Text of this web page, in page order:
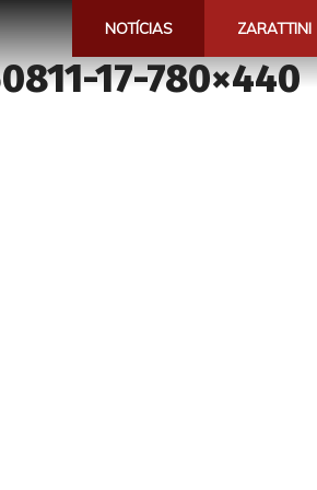
NOTÍCIAS ZARATTINI
17-780×440